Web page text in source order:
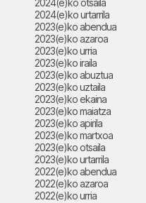
2024(e)ko otsaila
2024(e)ko urtarrila
2023(e)ko abendua
2023(e)ko azaroa
2023(e)ko urria
2023(e)ko iraila
2023(e)ko abuztua
2023(e)ko uztaila
2023(e)ko ekaina
2023(e)ko maiatza
2023(e)ko apirila
2023(e)ko martxoa
2023(e)ko otsaila
2023(e)ko urtarrila
2022(e)ko abendua
2022(e)ko azaroa
2022(e)ko urria